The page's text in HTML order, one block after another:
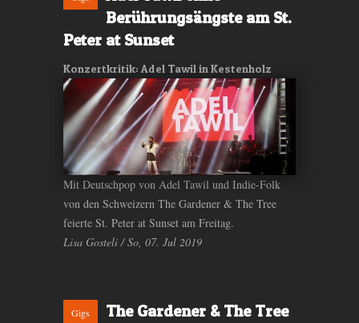
Berührungsängste am St.
Peter at Sunset
Konzertkritik: Adel Tawil in Kestenholz
Mit Deutschpop von Adel Tawil und Indie-Folk
von den Schweizern The Gardener & The Tree
feierte St. Peter at Sunset am Freitag.
Lisa Gosteli / So, 07. Jul 2019
Gigs
The Gardener & The Tree